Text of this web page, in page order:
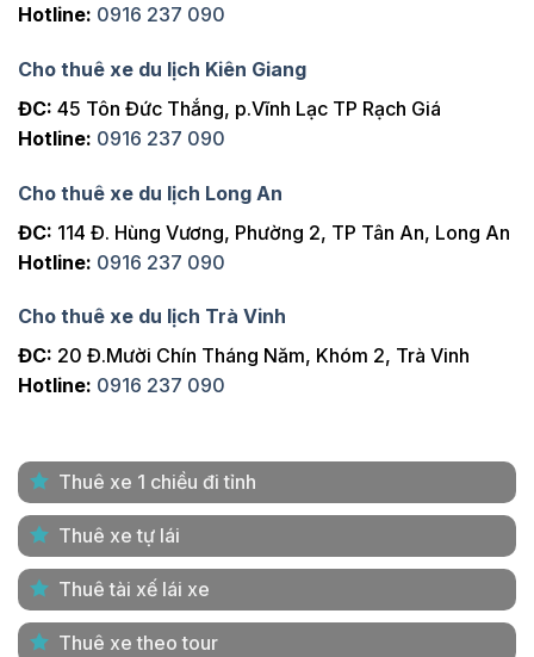
Hotline: 0916 237 090
Cho thuê xe du lịch Kiên Giang
ĐC: 45 Tôn Đức Thắng, p.Vĩnh Lạc TP Rạch Giá
Hotline: 0916 237 090
Cho thuê xe du lịch Long An
ĐC: 114 Đ. Hùng Vương, Phường 2, TP Tân An, Long An
Hotline: 0916 237 090
Cho thuê xe du lịch Trà Vinh
ĐC: 20 Đ.Mười Chín Tháng Năm, Khóm 2, Trà Vinh
Hotline: 0916 237 090
Thuê xe 1 chiều đi tỉnh
Thuê xe tự lái
Thuê tài xế lái xe
Thuê xe theo tour